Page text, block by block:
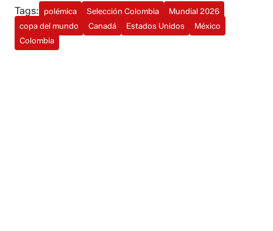
Tags: polémica Selección Colombia
Mundial 2026
copa del mundo
Canadá Estados Unidos
México
Colombia